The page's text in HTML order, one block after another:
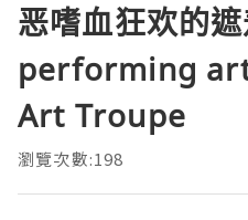
恶嗜血狂欢的
performing
Art Troupe
瀏覽次數:198